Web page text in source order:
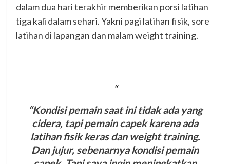
dalam dua hari terakhir memberikan porsi latihan
tiga kali dalam sehari. Yakni pagi latihan fisik, sore
latihan di lapangan dan malam weight training.
“Kondisi pemain saat ini tidak ada yang
cidera, tapi pemain capek karena ada
latihan fisik keras dan weight training.
Dan jujur, sebenarnya kondisi pemain